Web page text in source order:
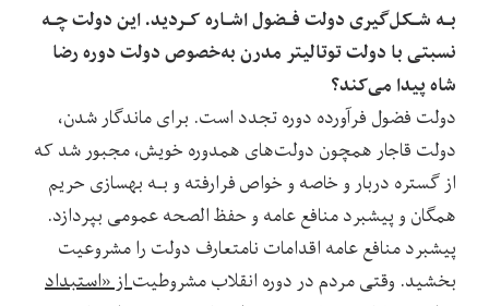
بـه‌ شـکل‌گیری دولت فـضول اشـاره کـردید. این دولت چـه
نسبتی با دولت توتالیتر مدرن به‌خصوص دولت دوره رضا
شاه پیدا می‌کند؟
دولت فضول فرآورده دوره تجدد است. برای ماندگار شدن،
دولت قاجار همچون دولت‌های‌ همدوره‌ خویش، مجبور شد‌ که
از گستره دربار و خاصه و خواص فرارفته و بـه بهسازی حریم
همگان و پیشبرد منافع‌ عامه و حفظ الصحه عمومی بپردازد.
پیشبرد منافع عامه اقدامات نامتعارف دولت را‌ مشروعیت‌
بخشید. وقتی‌ مردم در دوره انقلاب مشروطیتاز «استبداد